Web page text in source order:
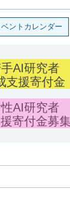
ベントカレンダー
AI研究者
支援寄付金
AI研究者
寄付金募